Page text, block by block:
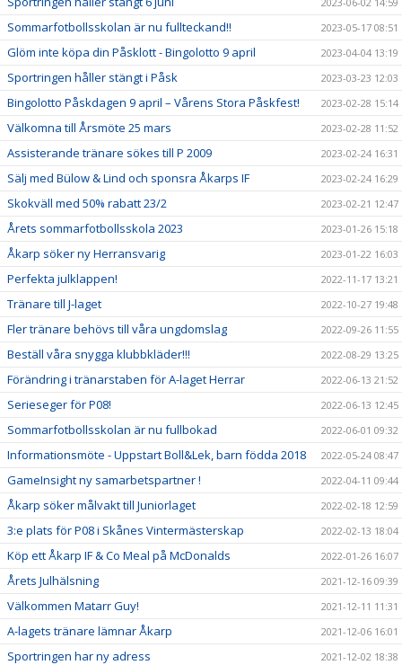
Sommarfotbollsskolan är nu fullteckand!! 2023-05-17 08:51
Glöm inte köpa din Påsklott - Bingolotto 9 april 2023-04-04 13:19
Sportringen håller stängt i Påsk 2023-03-23 12:03
Bingolotto Påskdagen 9 april – Vårens Stora Påskfest! 2023-02-28 15:14
Välkomna till Årsmöte 25 mars 2023-02-28 11:52
Assisterande tränare sökes till P 2009 2023-02-24 16:31
Sälj med Bülow & Lind och sponsra Åkarps IF 2023-02-24 16:29
Skokväll med 50% rabatt 23/2 2023-02-21 12:47
Årets sommarfotbollsskola 2023 2023-01-26 15:18
Åkarp söker ny Herransvarig 2023-01-22 16:03
Perfekta julklappen! 2022-11-17 13:21
Tränare till J-laget 2022-10-27 19:48
Fler tränare behövs till våra ungdomslag 2022-09-26 11:55
Beställ våra snygga klubbkläder!!! 2022-08-29 13:25
Förändring i tränarstaben för A-laget Herrar 2022-06-13 21:52
Serieseger för P08! 2022-06-13 12:45
Sommarfotbollsskolan är nu fullbokad 2022-06-01 09:32
Informationsmöte - Uppstart Boll&Lek, barn födda 2018 2022-05-24 08:47
GameInsight ny samarbetspartner ! 2022-04-11 09:44
Åkarp söker målvakt till Juniorlaget 2022-02-18 12:59
3:e plats för P08 i Skånes Vintermästerskap 2022-02-13 18:04
Köp ett Åkarp IF & Co Meal på McDonalds 2022-01-26 16:07
Årets Julhälsning 2021-12-16 09:39
Välkommen Matarr Guy! 2021-12-11 11:31
A-lagets tränare lämnar Åkarp 2021-12-06 16:01
Sportringen har ny adress 2021-12-02 18:38